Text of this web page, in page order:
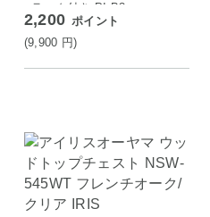
+ラック付き PI-B3
2,200 ポイント
(9,900 円)